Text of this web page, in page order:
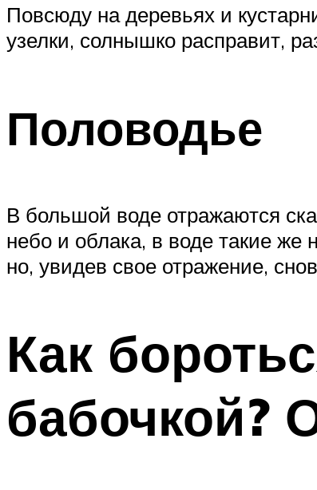
Повсюду на деревьях и
узелки, солнышко расправит,
Половодье
В большой воде отражаются
небо и облака, в воде такие
но, увидев свое отражение,
Как
бабочкой?